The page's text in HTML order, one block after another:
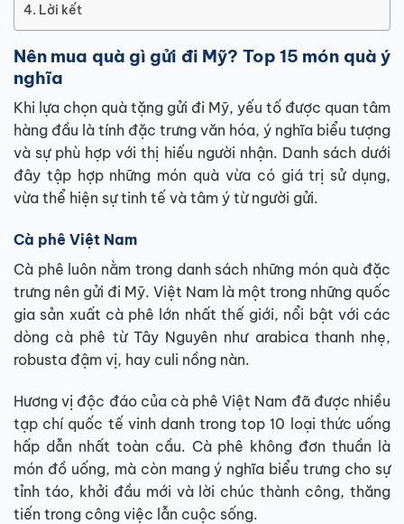
Lời kết
Nên mua quà gì gửi đi Mỹ? Top 15 món quà ý
nghĩa
Khi lựa chọn quà tặng gửi đi Mỹ, yếu tố được quan tâm
hàng đầu là tính đặc trưng văn hóa, ý nghĩa biểu tượng
và sự phù hợp với thị hiếu người nhận. Danh sách dưới
đây tập hợp những món quà vừa có giá trị sử dụng,
vừa thể hiện sự tinh tế và tâm ý từ người gửi.
Cà phê Việt Nam
Cà phê luôn nằm trong danh sách những món quà đặc
trưng nên gửi đi Mỹ. Việt Nam là một trong những quốc
gia sản xuất cà phê lớn nhất thế giới, nổi bật với các
dòng cà phê từ Tây Nguyên như arabica thanh nhẹ,
robusta đậm vị, hay culi nồng nàn.
Hương vị độc đáo của cà phê Việt Nam đã được nhiều
tạp chí quốc tế vinh danh trong top 10 loại thức uống
hấp dẫn nhất toàn cầu. Cà phê không đơn thuần là
món đồ uống, mà còn mang ý nghĩa biểu trưng cho sự
tỉnh táo, khởi đầu mới và lời chúc thành công, thăng
tiến trong công việc lẫn cuộc sống.